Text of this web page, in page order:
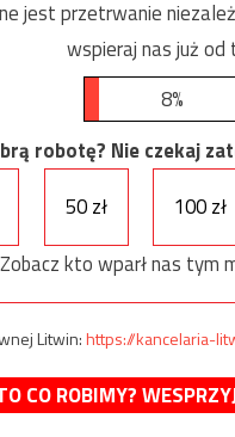
jest przetrwanie
wspieraj nas już od
8%
robotę? Nie czekaj
50 zł 100 zł
Zobacz kto wparł nas tym
Litwin:https://kancelaria-
CO ROBIMY?